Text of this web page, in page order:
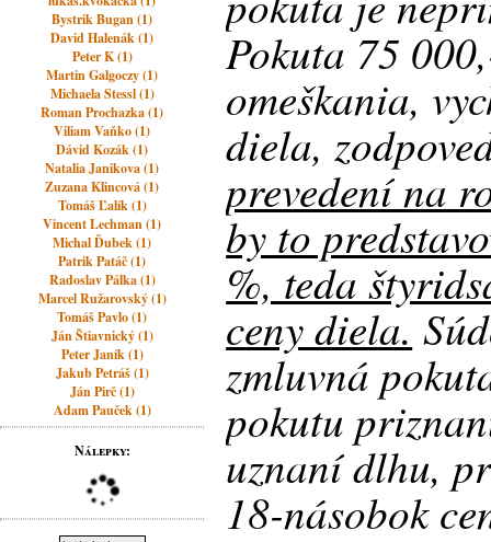
Bystrik Bugan (1)
David Halenák (1)
Peter K (1)
Martin Galgoczy (1)
Michaela Stessl (1)
Roman Prochazka (1)
Viliam Vaňko (1)
Dávid Kozák (1)
Natalia Janikova (1)
Zuzana Klincová (1)
Tomáš Ľalík (1)
Vincent Lechman (1)
Michal Ďubek (1)
Patrik Patáč (1)
Radoslav Pálka (1)
Marcel Ružarovský (1)
Tomáš Pavlo (1)
Ján Štiavnický (1)
Peter Janík (1)
Jakub Petráš (1)
Ján Pirč (1)
Adam Pauček (1)
Nálepky:
Pokuta 75
omeškania,
diela,
prevedení na
by to
%, teda
ceny diela.
zmluvná
pokutu
uznaní dlhu,
18-násobok